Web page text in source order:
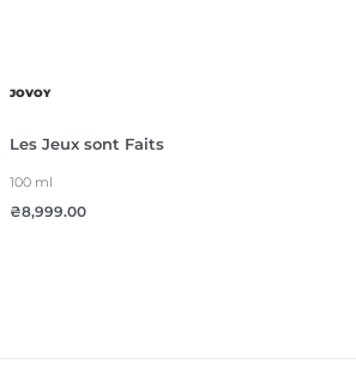
JOVOY
Les Jeux sont Faits
100 ml
₴8,999.00